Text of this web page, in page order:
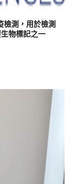
測，用於檢測
物標記之一